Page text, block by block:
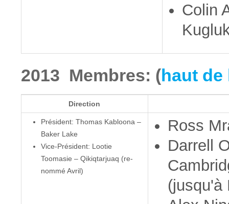
Colin
2013 Membres: (haut de
Direction
Président: Thomas Kabloona –
Baker Lake
Vice-Président: Lootie
Toomasie – Qikiqtarjuaq (re-
nommé Avril)
Ross
Darrell
(jusqu'à